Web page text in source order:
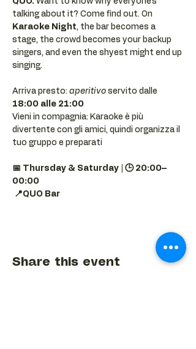
talking about it? Come find out. On
Karaoke Night, the bar becomes a
stage, the crowd becomes your backup
singers, and even the shyest might end up
singing.
Arriva presto: aperitivo servito dalle
18:00 alle 21:00
Vieni in compagnia: Karaoke è più
divertente con gli amici, quindi organizza il
tuo gruppo e preparati
📅 Thursday & Saturday | 🕒 20:00–
00:00
📍QUO Bar
Share this event